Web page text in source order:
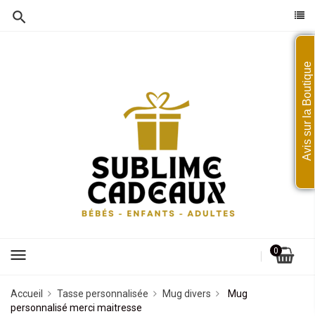
menu 0
Accueil Tasse personnalisée Mug divers
Mug
personnalisé merci maitresse
Avis sur la Boutique